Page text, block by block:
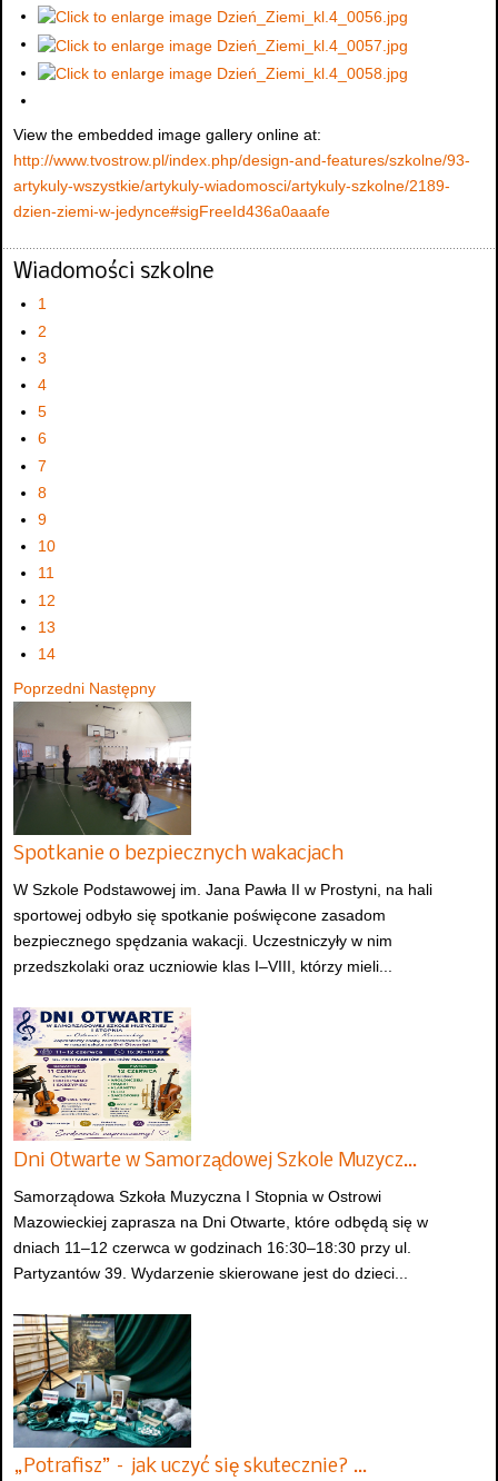
View the embedded image gallery online at:
http://www.tvostrow.pl/index.php/design-and-features/szkolne/93-
artykuly-wszystkie/artykuly-wiadomosci/artykuly-szkolne/2189-
dzien-ziemi-w-jedynce#sigFreeId436a0aaafe
Wiadomości szkolne
1
2
3
4
5
6
7
8
9
10
11
12
13
14
Poprzedni Następny
Spotkanie o bezpiecznych wakacjach
W Szkole Podstawowej im. Jana Pawła II w Prostyni, na hali
sportowej odbyło się spotkanie poświęcone zasadom
bezpiecznego spędzania wakacji. Uczestniczyły w nim
przedszkolaki oraz uczniowie klas I–VIII, którzy mieli...
Dni Otwarte w Samorządowej Szkole Muzycz…
Samorządowa Szkoła Muzyczna I Stopnia w Ostrowi
Mazowieckiej zaprasza na Dni Otwarte, które odbędą się w
dniach 11–12 czerwca w godzinach 16:30–18:30 przy ul.
Partyzantów 39. Wydarzenie skierowane jest do dzieci...
„Potrafisz” – jak uczyć się skutecznie? …